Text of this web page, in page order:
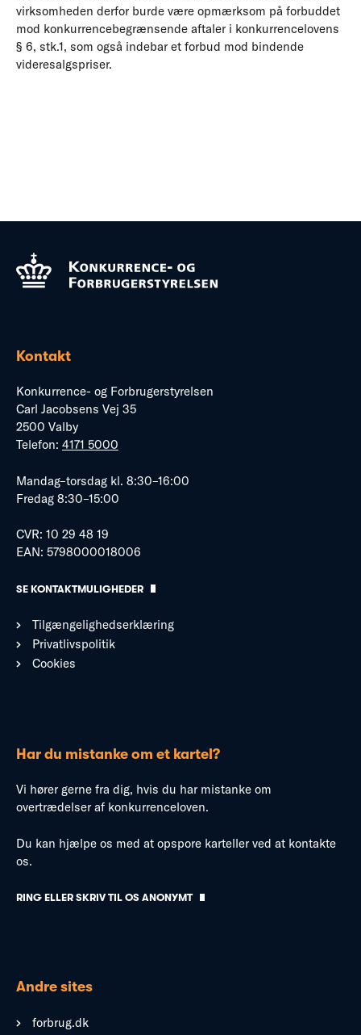
virksomheden derfor burde være opmærksom på forbuddet
mod konkurrencebegrænsende aftaler i konkurrencelovens
§ 6, stk.1, som også indebar et forbud mod bindende
videresalgspriser.
Kontakt
Konkurrence- og Forbrugerstyrelsen
Carl Jacobsens Vej 35
2500 Valby
Telefon: 4171 5000
Mandag–torsdag kl. 8:30–16:00
Fredag 8:30–15:00
CVR: 10 29 48 19
EAN: 5798000018006
SE KONTAKTMULIGHEDER
Tilgængelighedserklæring
Privatlivspolitik
Cookies
Har du mistanke om et kartel?
Vi hører gerne fra dig, hvis du har mistanke om
overtrædelser af konkurrenceloven.
Du kan hjælpe os med at opspore karteller ved at kontakte
os.
RING ELLER SKRIV TIL OS ANONYMT
Andre sites
forbrug.dk